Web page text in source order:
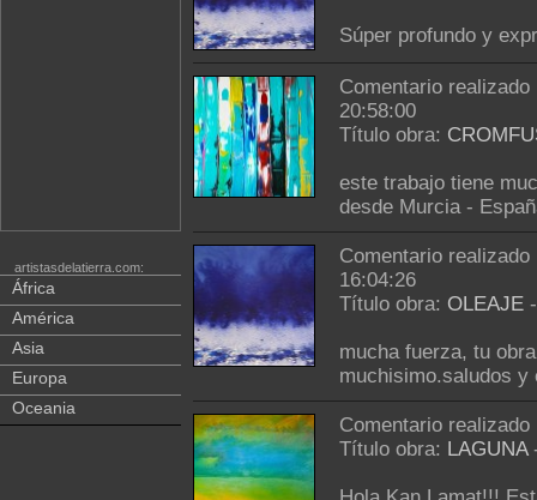
artistasdelatierra.com:
África
América
Asia
Europa
Oceania
Súper profundo y
Comentario
20:58:00
Título obra:
este trabajo tiene
desde Murcia -
Comentario
16:04:26
Título obra: OLEAJE
mucha fuerza, tu
muchisimo.saludos y
Comentario
Título obra: LAGUNA